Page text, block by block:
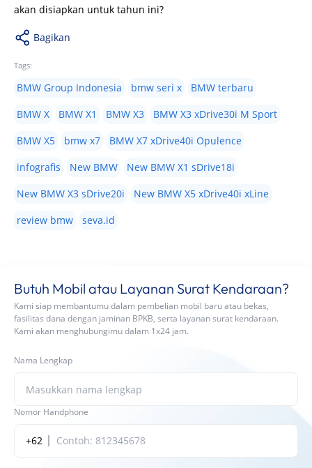
akan disiapkan untuk tahun ini?
Bagikan
Tags:
BMW Group Indonesia bmw seri x
BMW terbaru
BMW X
BMW X1 BMW X3
BMW X3 xDrive30i M Sport
BMW X5
bmw x7
BMW X7 xDrive40i Opulence
infografis
New BMW
New BMW X1 sDrive18i
New BMW X3 sDrive20i
New BMW X5 xDrive40i xLine
review bmw
seva.id
Butuh Mobil atau Layanan Surat Kendaraan?
Kami siap membantumu dalam pembelian mobil baru atau bekas,
fasilitas dana dengan jaminan BPKB, serta layanan surat kendaraan.
Kami akan menghubungimu dalam 1x24 jam.
Nama Lengkap
Nomor Handphone
+62